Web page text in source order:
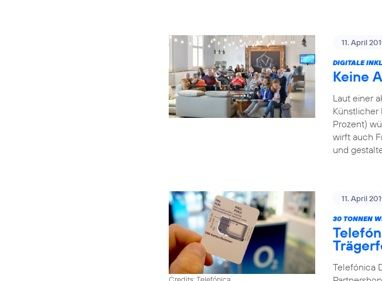
11. April
DIGITALE
Keine
Laut einer
Künstlicher
Prozent)
wirft auch
und
Credits: Telefónica
11. April
30 TONNEN
Telefónica